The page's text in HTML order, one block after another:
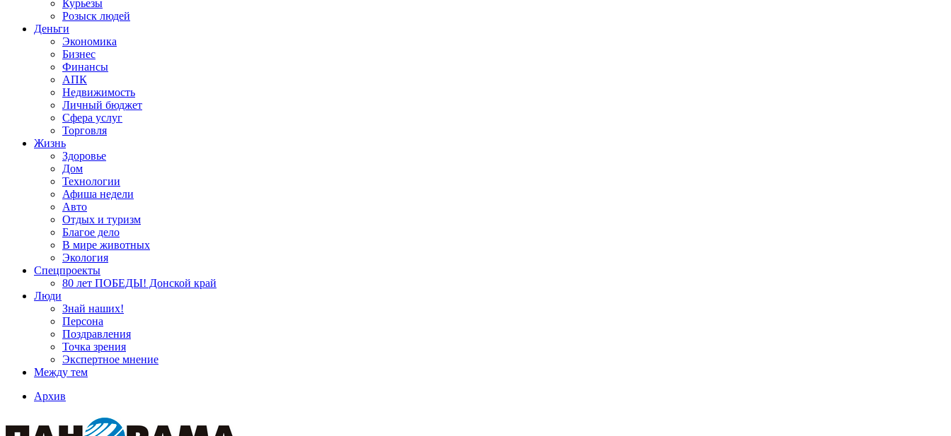
Курьезы
Розыск людей
Деньги
Экономика
Бизнес
Финансы
АПК
Недвижимость
Личный бюджет
Сфера услуг
Торговля
Жизнь
Здоровье
Дом
Технологии
Афиша недели
Авто
Отдых и туризм
Благое дело
В мире животных
Экология
Спецпроекты
80 лет ПОБЕДЫ! Донской край
Люди
Знай наших!
Персона
Поздравления
Точка зрения
Экспертное мнение
Между тем
Архив